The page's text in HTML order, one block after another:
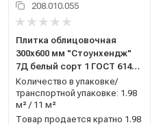
208.010.055
Плитка облицовочная
300x600 мм "Стоунхендж"
7Д белый сорт 1 ГОСТ 6141-
91 Керамин (Беларусь)
Количество в упаковке/
транспортной упаковке: 1.98
м² / 11 м²
Товар продается кратно 1.98